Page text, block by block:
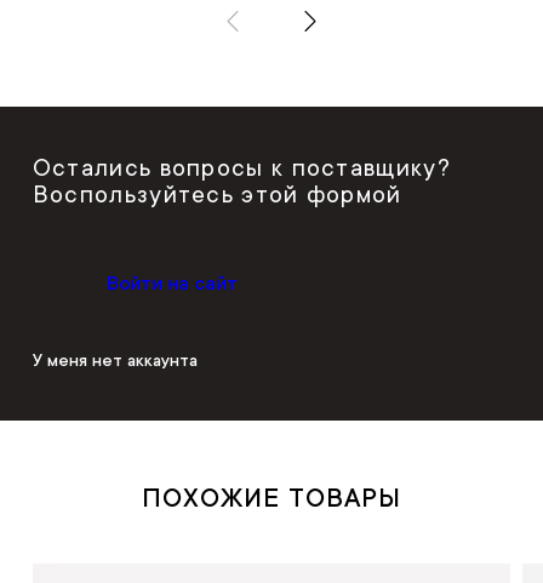
Остались вопросы к поставщику?
Воспользуйтесь этой формой
Войти на сайт
У меня нет аккаунта
ПОХОЖИЕ ТОВАРЫ